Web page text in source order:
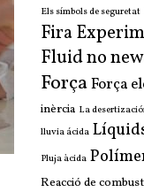
Els símbols de seguretat
Fira
Fluid no
ForçaForça
inèrcia La
lluvia ácida
Pluja àcida
Reacció de